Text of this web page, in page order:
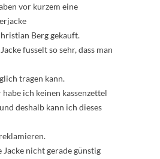
vor kurzem eine
Berg gekauft.
fusselt so sehr, dass man
tragen kann.
habe ich keinen kassenzettel
deshalb kann ich dieses
Jacke nicht gerade günstig